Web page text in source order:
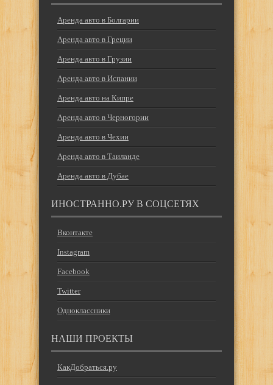
Аренда авто в Болгарии
Аренда авто в Греции
Аренда авто в Грузии
Аренда авто в Испании
Аренда авто на Кипре
Аренда авто в Черногории
Аренда авто в Чехии
Аренда авто в Таиланде
Аренда авто в Дубае
ИНОСТРАННО.РУ В СОЦСЕТЯХ
Вконтакте
Instagram
Facebook
Twitter
Одноклассники
НАШИ ПРОЕКТЫ
КакДобраться.ру